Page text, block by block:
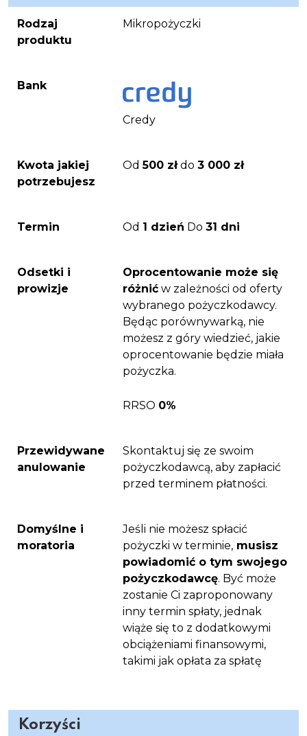
Rodzaj
produktu
Mikropożyczki
Bank
Credy
Kwota jakiej
potrzebujesz
Od500 złdo 3 000 zł
Termin Od 1 dzień Do 31 dni
Odsetki i
prowizje
Oprocentowanie może się
różnić w zależności od oferty
wybranego pożyczkodawcy.
Będąc porównywarką, nie
możesz z góry wiedzieć, jakie
oprocentowanie będzie miała
pożyczka.
RRSO 0%
Przewidywane
anulowanie
Skontaktuj się ze swoim
pożyczkodawcą, aby zapłacić
przed terminem płatności.
Domyślne i
moratoria
Jeśli nie możesz spłacić
pożyczki w terminie, musisz
powiadomić o tym swojego
pożyczkodawcę. Być może
zostanie Ci zaproponowany
inny termin spłaty, jednak
wiąże się to z dodatkowymi
obciążeniami finansowymi,
takimi jak opłata za spłatę
Korzyści